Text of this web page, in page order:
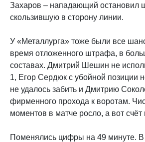
Захаров – нападающий остановил
скользившую в сторону линии.
У «Металлурга» тоже были все
время отложенного штрафа, в
составах. Дмитрий Шешин не
1, Егор Сердюк с убойной позиции
не удалось забить и Дмитрию
фирменного прохода к воротам.
моментов в матче росло, а вот
Поменялись цифры на 49 минуте. В